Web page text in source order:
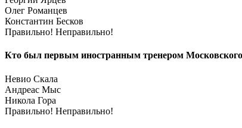
Олег Романцев
Константин Бесков
Правильно! Неправильно!
Кто был первым иностранным тренером
Невио Скала
Андреас Мыс
Никола Гора
Правильно! Неправильно!